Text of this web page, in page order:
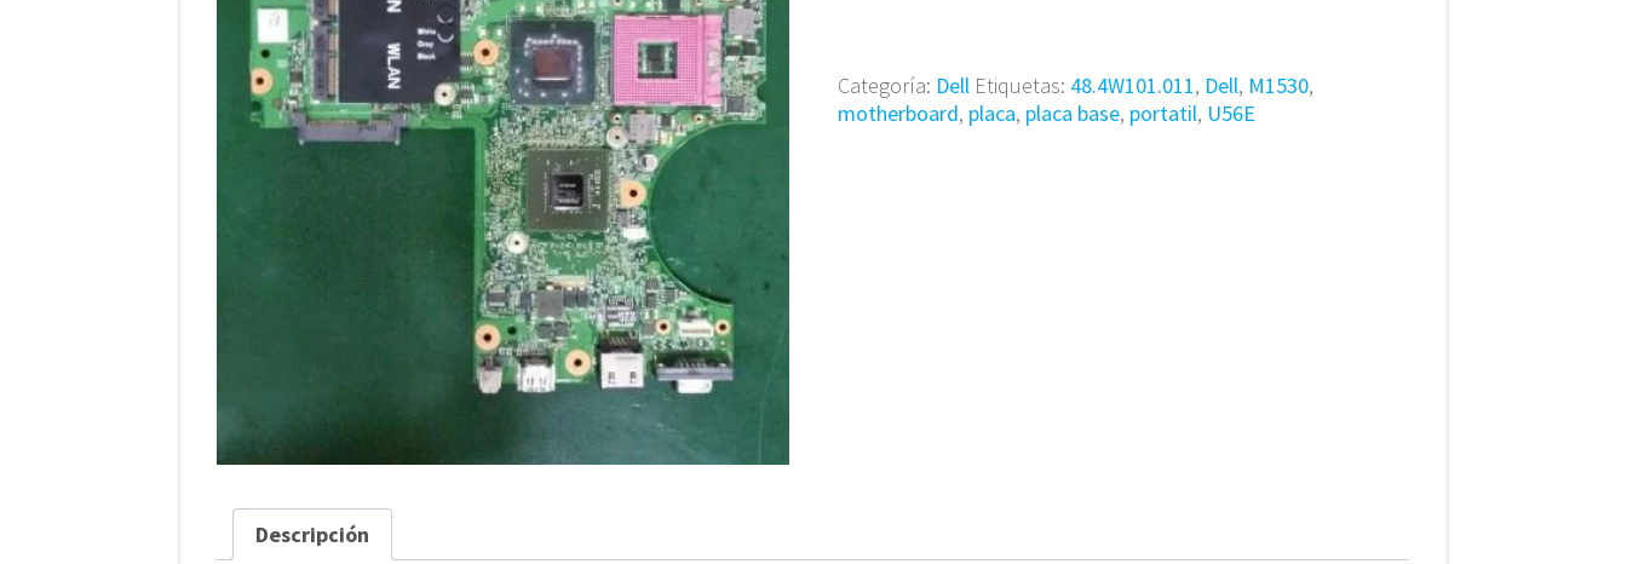
PP28L
48.4W101.011
Categoría: Dell Etiquetas: 48.4W101.011, Dell, M1530,
motherboard, placa, placa base, portatil, U56E
Descripción